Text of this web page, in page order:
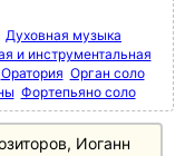
Духовная музыка
и инструментальная
Оратория Орган соло
Фортепьяно соло
Иоганн